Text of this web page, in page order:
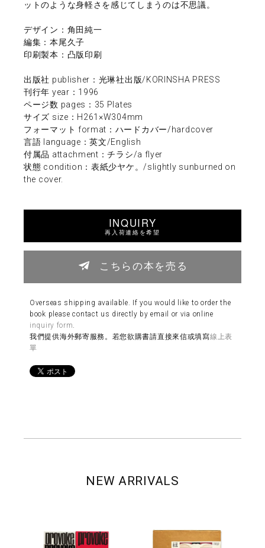
ットのような身軽さを感じてしまうのは不思議。
デザイン：角田純一
編集：本尾久子
印刷製本：凸版印刷
出版社 publisher：光琳社出版/KORINSHA PRESS
刊行年 year：1996
ページ数 pages：35 Plates
サイズ size：H261×W304mm
フォーマット format：ハードカバー/hardcover
言語 language：英文/English
付属品 attachment：チラシ/a flyer
状態 condition：表紙少ヤケ。/slightly sunburned on
the cover.
INQUIRY
再入荷連絡を希望
こちらの本を売る
Overseas shipping available. If you would like to order the
book please contact us directly by email or via online
inquiry form
我們提供海外郵寄服務。若您欲購書請直接來信或填寫線上表
單
NEW ARRIVALS